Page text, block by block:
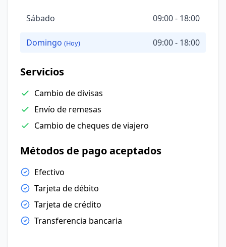
Sábado 09:00 - 18:00
Domingo (Hoy) 09:00 - 18:00
Servicios
Cambio de divisas
Envío de remesas
Cambio de cheques de viajero
Métodos de pago aceptados
Efectivo
Tarjeta de débito
Tarjeta de crédito
Transferencia bancaria